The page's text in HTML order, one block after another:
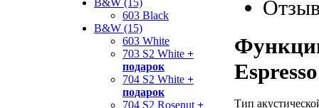
B&W (15)
603 Black
B&W (15)
603 White
703 S2 White +
подарок
704 S2 White +
подарок
704 S2 Rosenut +
Espresso
Тип